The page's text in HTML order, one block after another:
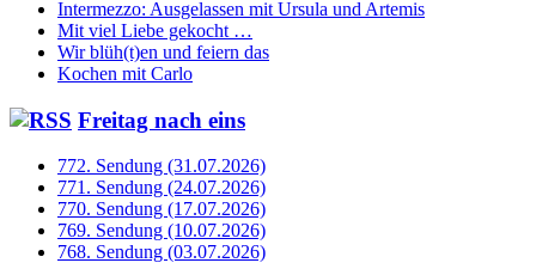
Intermezzo: Ausgelassen mit Ursula und Artemis
Mit viel Liebe gekocht …
Wir blüh(t)en und feiern das
Kochen mit Carlo
Freitag nach eins
772. Sendung (31.07.2026)
771. Sendung (24.07.2026)
770. Sendung (17.07.2026)
769. Sendung (10.07.2026)
768. Sendung (03.07.2026)